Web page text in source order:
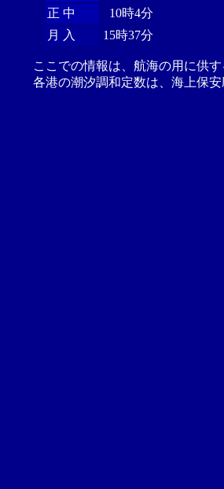
正 中
10時4分
月 入
15時37分
ここでの情報は、航海の用に供
各港の潮汐調和定数は、海上保